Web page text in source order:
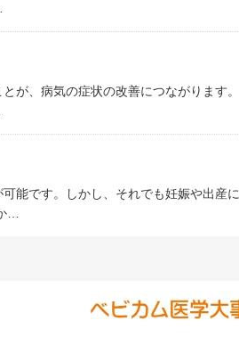
が、病気の症状の改善につながります。
能です。しかし、それでも妊娠や出産に
…